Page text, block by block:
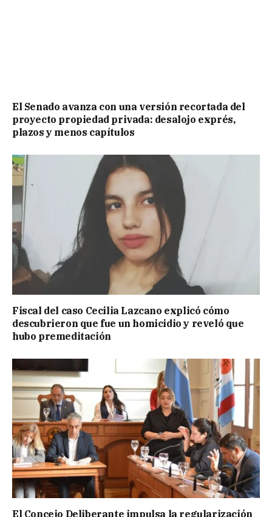
El Senado avanza con una versión recortada del
proyecto propiedad privada: desalojo exprés,
plazos y menos capítulos
Fiscal del caso Cecilia Lazcano explicó cómo
descubrieron que fue un homicidio y reveló que
hubo premeditación
El Concejo Deliberante impulsa la regularización